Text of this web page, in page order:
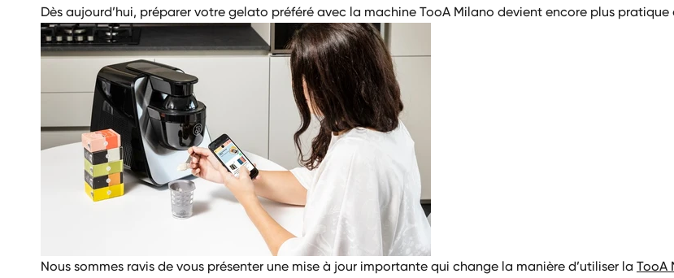
Dès aujourd’hui, préparer votre gelato préféré avec la machine TooA Milano devient encore plus pratique
Nous sommes ravis de vous présenter une mise à jour importante qui change la manière d’utiliser la TooA